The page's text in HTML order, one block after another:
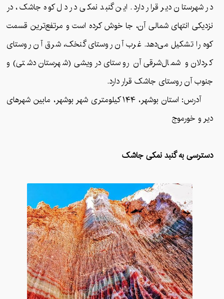
در شهرستان دیر قرار دارد. این گنبد نمکی در دل کوه جاشک، در
نزدیکی انتهای شمالی آن، جا خوش کرده است و مرتفع‌ترین قسمت
کوه را تشکیل می‌دهد. غرب آن روستای گنخک، شرق آن روستای
کردلان و شمال‌شرقی آن روستای درویشی (شهرستان دشتی) و
جنوب آن روستای جاشک قرار دارد.
آدرس: استان بوشهر، ۱۴۴ کیلومتری شهر بوشهر، مابین شهرهای
دیر و خورموج
دسترسی به گنبد نمکی جاشک